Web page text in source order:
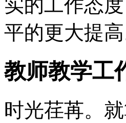
实的工作态
平的更大提高
教师教学工
时光荏苒。